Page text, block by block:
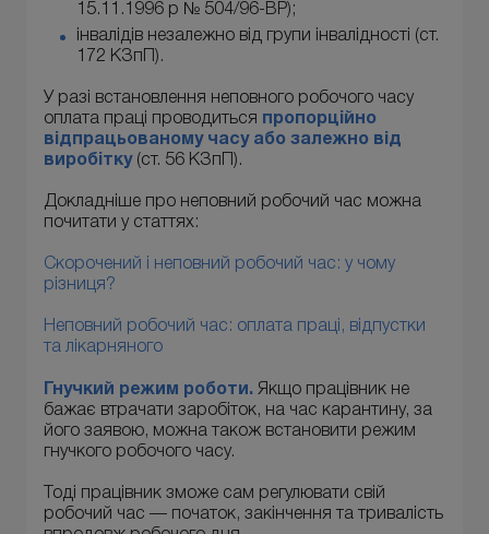
15.11.1996 р № 504/96-ВР);
інвалідів незалежно від групи інвалідності (ст.
172 КЗпП).
У разі встановлення неповного робочого часу
оплата праці проводиться
пропорційно
відпрацьованому часу або залежно від
виробітку(ст. 56 КЗпП).
Докладніше про неповний робочий час можна
почитати у статтях:
Скорочений і неповний робочий час: у чому
різниця?
Неповний робочий час: оплата праці, відпустки
та лікарняного
Гнучкий режим роботи. Якщо працівник не
бажає втрачати заробіток, на час карантину, за
його заявою, можна також встановити режим
гнучкого робочого часу.
Тоді працівник зможе сам регулювати свій
робочий час — початок, закінчення та тривалість